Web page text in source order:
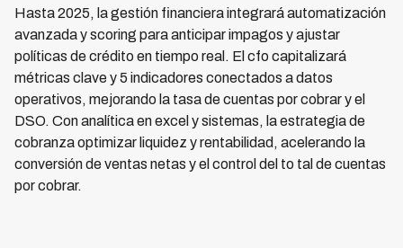
Hasta 2025, la gestión financiera integrará automatización
avanzada y scoring para anticipar impagos y ajustar
políticas de crédito en tiempo real. El cfo capitalizará
métricas clave y 5 indicadores conectados a datos
operativos, mejorando la tasa de cuentas por cobrar y el
DSO. Con analítica en excel y sistemas, la estrategia de
cobranza optimizar liquidez y rentabilidad, acelerando la
conversión de ventas netas y el control del to tal de cuentas
por cobrar.